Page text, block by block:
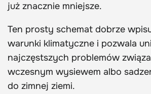
już znacznie mniejsze.
Ten prosty schemat dobrze
warunki klimatyczne i pozwala
najczęstszych problemów
wczesnym wysiewem albo
do zimnej ziemi.